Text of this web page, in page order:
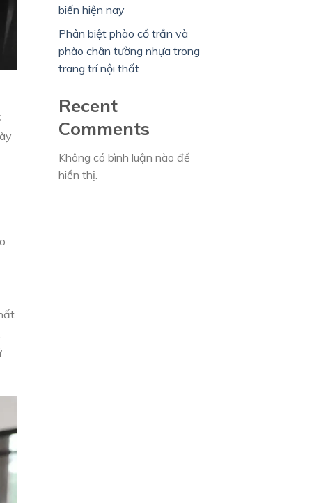
biến hiện nay
Phân biệt phào cổ trần và
phào chân tường nhựa trong
trang trí nội thất
Recent
Comments
Không có bình luận nào để
hiển thị.